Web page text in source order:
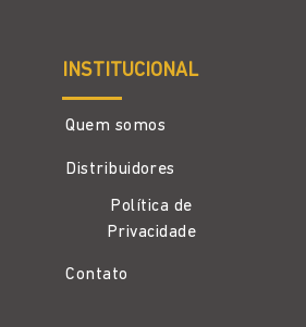
INSTITUCIONAL
Quem somos
Distribuidores
Política de
Privacidade
Contato